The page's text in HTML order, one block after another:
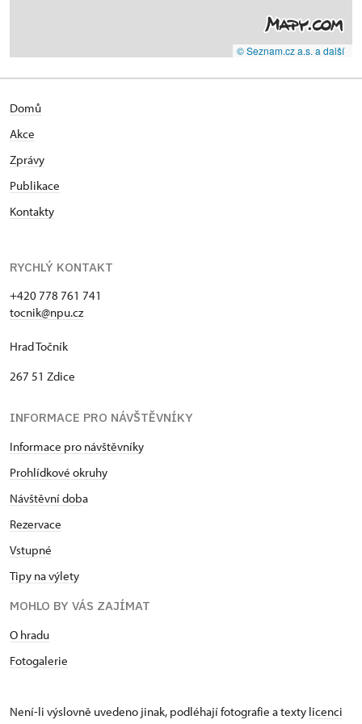
© Seznam.cz a.s. a další
Domů
Akce
Zprávy
Publikace
Kontakty
RYCHLÝ KONTAKT
+420 778 761 741
tocnik@npu.cz
Hrad Točník
267 51 Zdice
INFORMACE PRO NÁVŠTĚVNÍKY
Informace pro návštěvníky
Prohlídkové okruhy
Návštěvní doba
Rezervace
Vstupné
Tipy na výlety
MOHLO BY VÁS ZAJÍMAT
O hradu
Fotogalerie
Není-li výslovně uvedeno jinak, podléhají fotografie a texty licenci